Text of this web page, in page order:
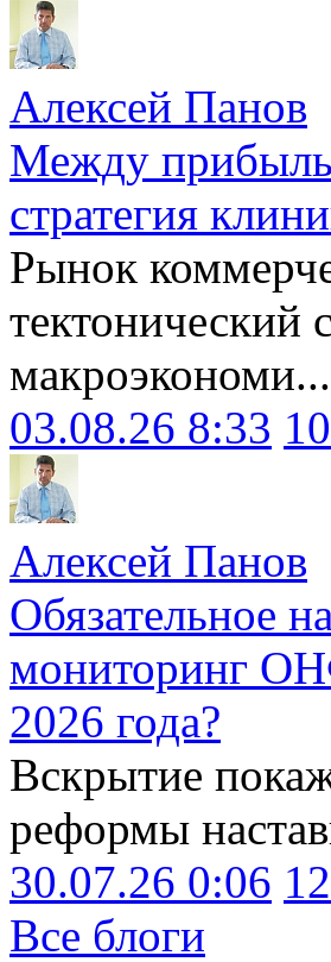
Алексей Панов
Между
стратегия
Рынок
тектонический
макроэкономи...
03.08.26 8:33
Алексей Панов
Обязательное
мониторинг
2026 года?
Вскрытие
реформы
30.07.26 0:06
Все блоги